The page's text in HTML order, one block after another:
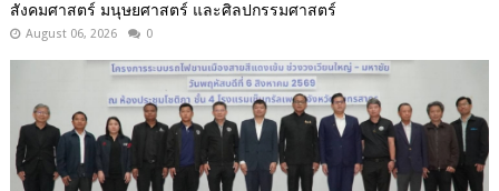
สังคมศาสตร์ มนุษยศาสตร์ และศิลปกรรมศาสตร์
August 06, 2026 0